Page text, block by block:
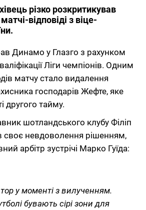
різко розкритикував
відповіді з віце-
Динамо у Глазго з рахунком
Ліги чемпіонів. Одним
матчу стало видалення
господарів Жефте, яке
другого тайму.
шотландського клубу Філіп
невдоволення рішенням,
арбітр зустрічі Марко Гуїда:
у моменті з вилученням.
бувають сірі зони для